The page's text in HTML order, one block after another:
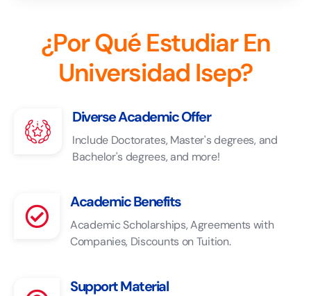
¿por Qué Estudiar En
Universidad Isep?
Diverse Academic Offer
Include Doctorates, Master's degrees, and
Bachelor's degrees, and more!
Academic Benefits
Academic Scholarships, Agreements with
Companies, Discounts on Tuition.
Support Material